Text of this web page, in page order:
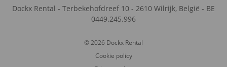
Dockx Rental - Terbekehofdreef 10 - 2610 Wilrijk, België - BE
0449.245.996
© 2026 Dockx Rental
Cookie policy